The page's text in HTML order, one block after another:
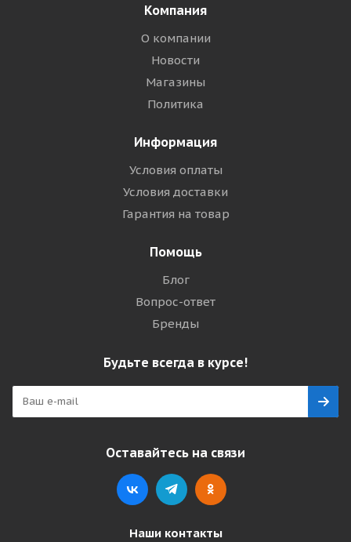
Компания
О компании
Новости
Магазины
Политика
Информация
Условия оплаты
Условия доставки
Гарантия на товар
Помощь
Блог
Вопрос-ответ
Бренды
Будьте всегда в курсе!
Оставайтесь на связи
Наши контакты